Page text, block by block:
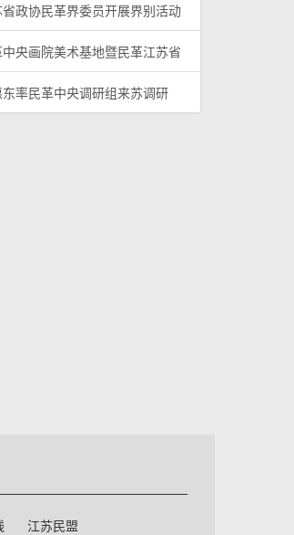
政协民革界委员开展界别活动
中央画院美术基地暨民革江苏省
率民革中央调研组来苏调研
江苏民盟